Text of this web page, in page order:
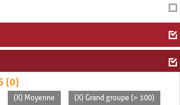
(0)
(X) Moyenne (X) Grand groupe (> 100)